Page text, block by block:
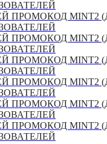
ПРОМОКОД
ПРОМОКОД
ПРОМОКОД
ПРОМОКОД
ПРОМОКОД
ПРОМОКОД